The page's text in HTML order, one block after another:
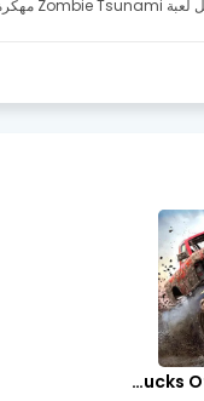
تحميل لعبة Trucks Off Road مهكرة اخر اصدار